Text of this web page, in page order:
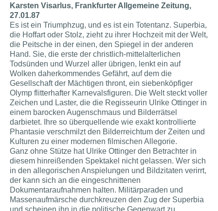
Karsten Visarlus, Frankfurter Allgemeine Zeitung,
27.01.87
Es ist ein Triumphzug, und es ist ein Totentanz. Superbia,
die Hoffart oder Stolz, zieht zu ihrer Hochzeit mit der Welt,
die Peitsche in der einen, den Spiegel in der anderen
Hand. Sie, die erste der christlich-mittelalterlichen
Todsünden und Wurzel aller übrigen, lenkt ein auf
Wolken daherkommendes Gefährt, auf dem die
Gesellschaft der Mächtigen thront, ein siebenköpfiger
Olymp flitterhafter Karnevalsfiguren. Die Welt steckt voller
Zeichen und Laster, die die Regisseurin Ulrike Ottinger in
einem barocken Augenschmaus und Bilderrätsel
darbietet. Ihre so überquellende wie exakt kontrollierte
Phantasie verschmilzt den Bilderreichtum der Zeiten und
Kulturen zu einer modernen filmischen Allegorie.
Ganz ohne Stütze hat Ulrike Ottinger den Betrachter in
diesem hinreißenden Spektakel nicht gelassen. Wer sich
in den allegorischen Anspielungen und Bildzitaten verirrt,
der kann sich an die eingeschnittenen
Dokumentaraufnahmen halten. Militärparaden und
Massenaufmärsche durchkreuzen den Zug der Superbia